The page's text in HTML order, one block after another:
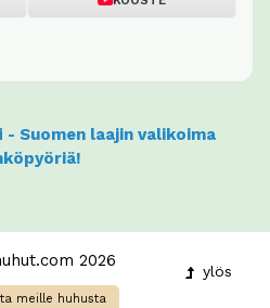
- Suomen laajin valikoima
ylös
2026
meille huhusta